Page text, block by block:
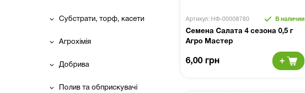
Субстрати, торф, касети
Агрохімія
Добрива
Полив та обприскувачі
Артикул: НФ-00008780 В наличии
Семена Салата 4 сезона 0,5 г
Агро Мастер
6,00 грн